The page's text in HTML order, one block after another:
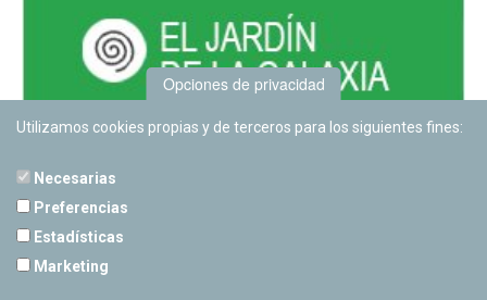
Opciones de privacidad
Utilizamos cookies propias y de terceros para los siguientes fines:
Necesarias
Preferencias
Estadísticas
Marketing